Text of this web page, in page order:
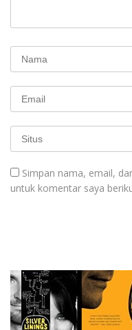
Simpan nama, email,
untuk komentar saya